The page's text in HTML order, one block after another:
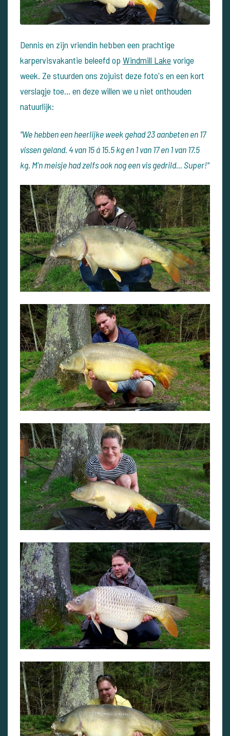
Dennis en zijn vriendin hebben een prachtige
karpervisvakantie beleefd op Windmill Lakevorige
week. Ze stuurden ons zojuist deze foto's en een kort
verslagje toe... en deze willen we u niet onthouden
natuurlijk:
"We hebben een heerlijke week gehad 23 aanbeten en 17
vissen geland. 4 van 15 á 15.5 kg en 1 van 17 en 1 van 17.5
kg. M'n meisje had zelfs ook nog een vis gedrild... Super!"